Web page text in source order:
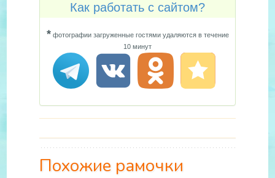
Как работать с сайтом?
*фотографии загруженные гостями удаляются в течение
10 минут
Похожие рамочки